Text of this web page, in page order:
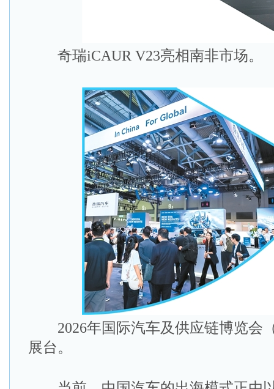
奇瑞iCAUR V23亮相南非市场。
2026年国际汽车及供应链博览会
展台。